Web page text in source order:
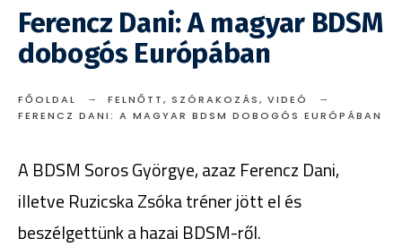
Ferencz Dani: A magyar BDSM
dobogós Európában
FŐOLDAL FELNŐTT, SZÓRAKOZÁS, VIDEÓ
FERENCZ DANI: A MAGYAR BDSM DOBOGÓS EURÓPÁBAN
A BDSM Soros Györgye, azaz Ferencz Dani,
illetve Ruzicska Zsóka tréner jött el és
beszélgettünk a hazai BDSM-ről.